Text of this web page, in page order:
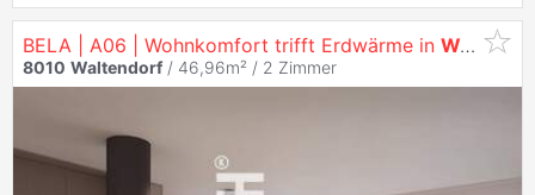
BELA | A06 | Wohnkomfort trifft Erdwärme in Waltendorf
8010 Waltendorf / 46,96m² / 2 Zimmer